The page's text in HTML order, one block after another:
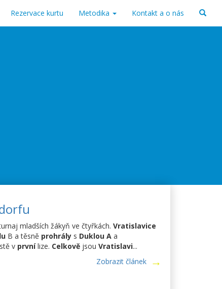
Rezervace kurtu Metodika Kontakt a o nás
mladších žákyň ve čtyřkách. Vratislavice
B a těsně prohrály s Duklou A a
v prvnílize. Celkově jsou Vratislavi...
Zobrazit článek